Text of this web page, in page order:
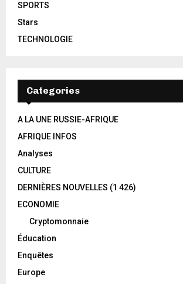
SPORTS
Stars
TECHNOLOGIE
Categories
A LA UNE RUSSIE-AFRIQUE
AFRIQUE INFOS
Analyses
CULTURE
DERNIÈRES NOUVELLES (1 426)
ECONOMIE
Cryptomonnaie
Éducation
Enquêtes
Europe